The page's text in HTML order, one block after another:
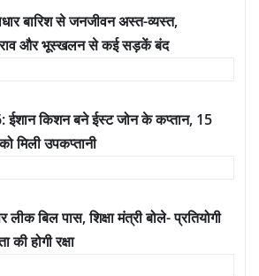
बारिश से जनजीवन अस्त-व्यस्त,
और भूस्खलन से कई सड़कें बंद
ईशान किशन बने ईस्ट जोन के कप्तान, 15
मिली उपकप्तानी
बिल पास, शिक्षा मंत्री बोले- प्रतियोगी
की होगी रक्षा